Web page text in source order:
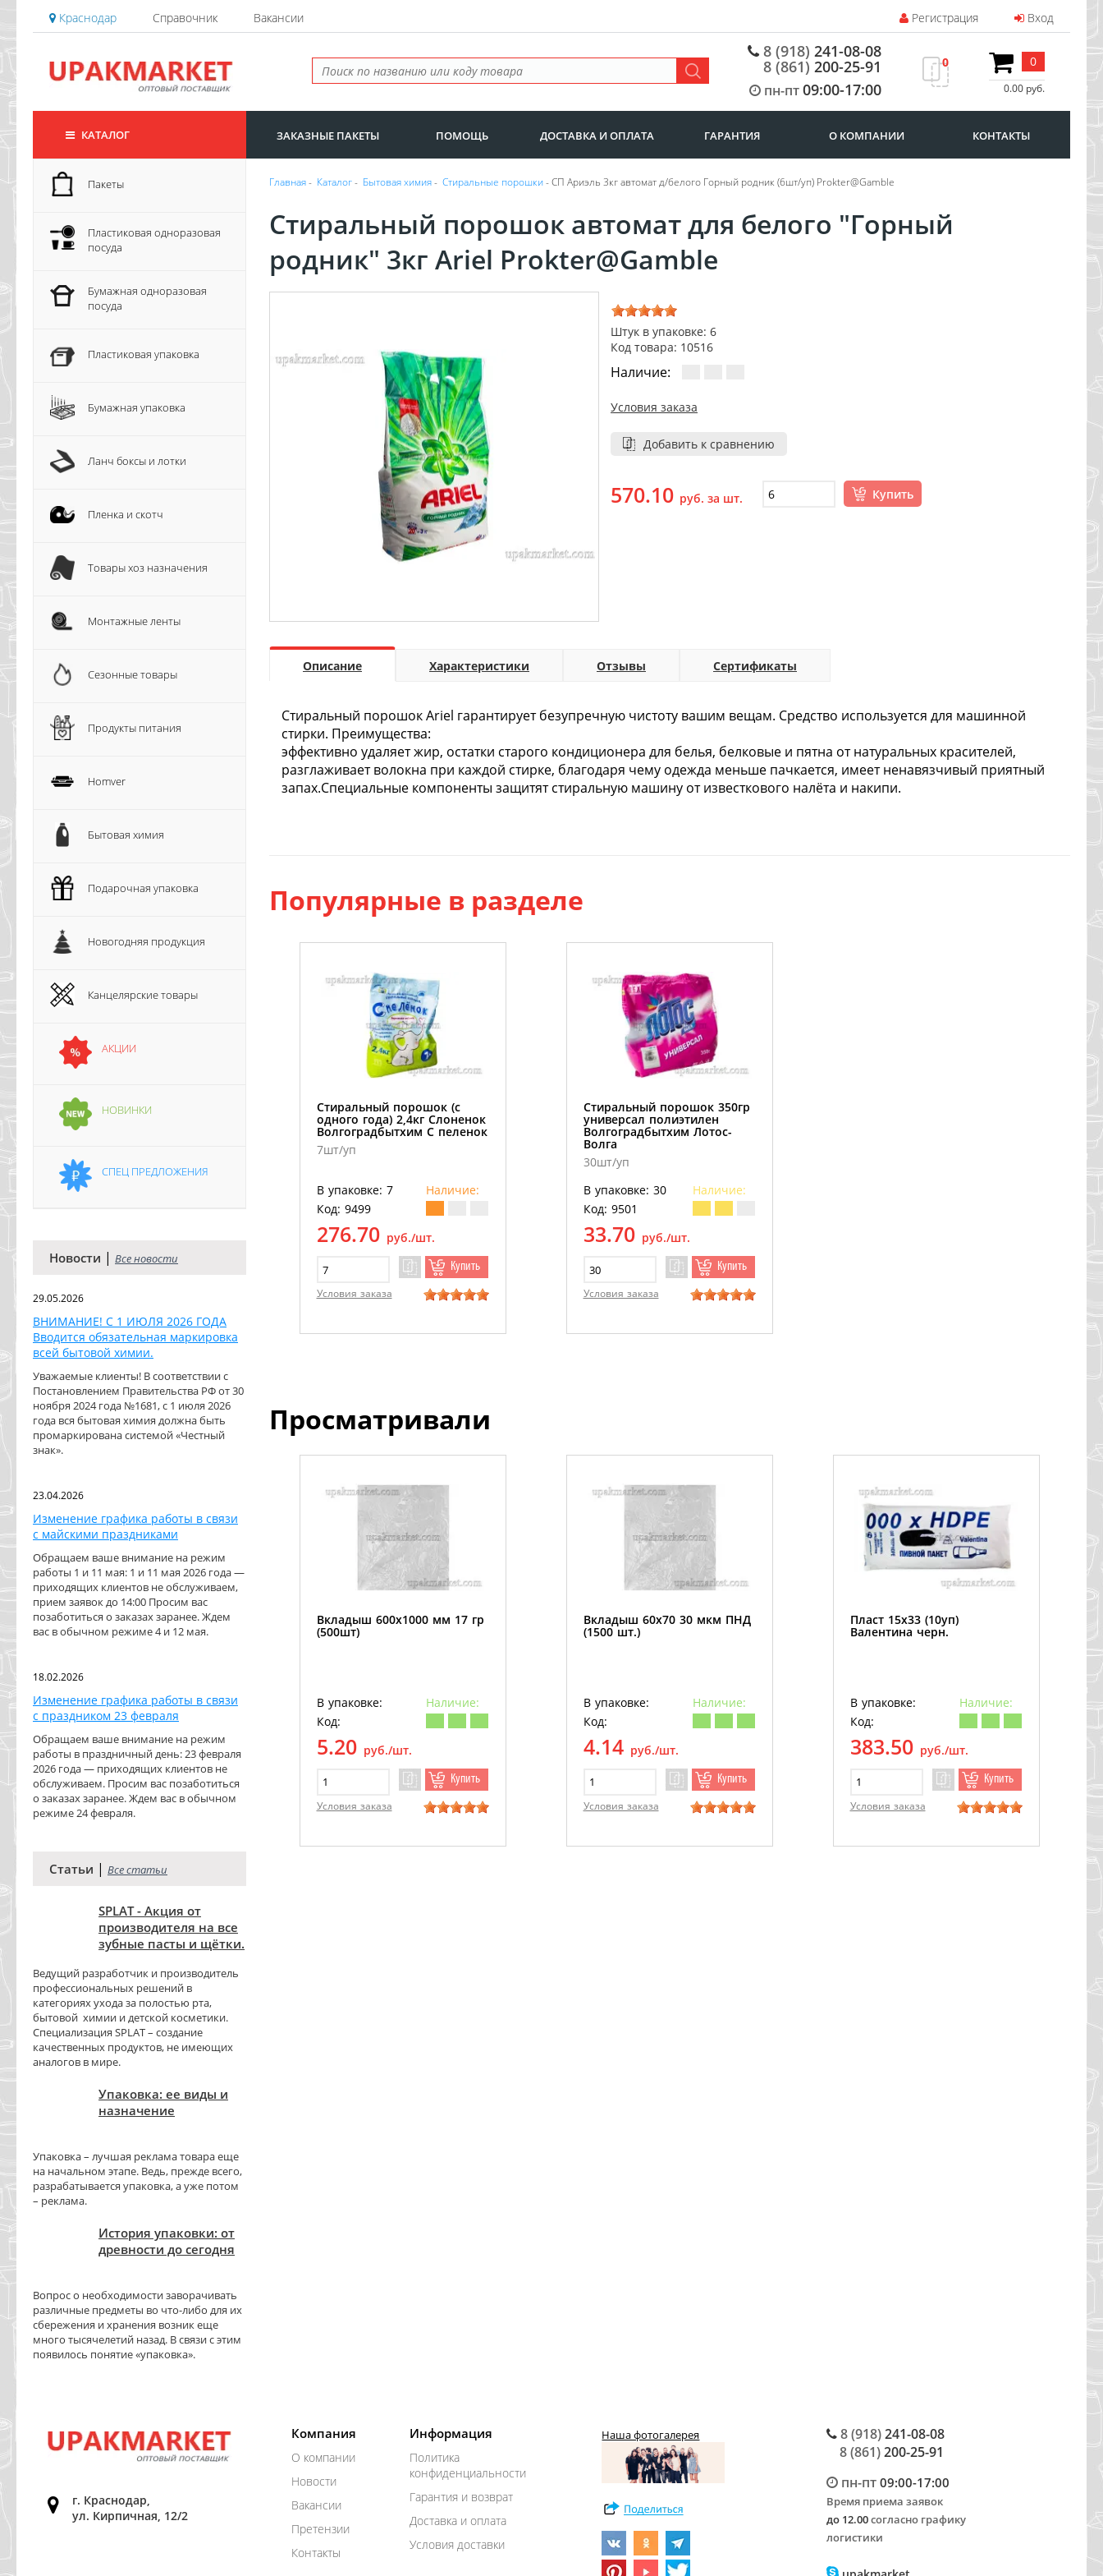
Краснодар Справочник Вакансии Регистрация Вход
8 (918) 241-08-08
8 (861) 200-25-91
пн-пт09:00-17:00
0 0
0.00 руб.
КАТАЛОГ ЗАКАЗНЫЕ ПАКЕТЫ ПОМОЩЬ ДОСТАВКА И ОПЛАТА ГАРАНТИЯ О КОМПАНИИ КОНТАКТЫ
Пакеты
Пластиковая одноразовая
посуда
Бумажная одноразовая
посуда
Пластиковая упаковка
Бумажная упаковка
Ланч боксы и лотки
Пленка и скотч
Товары хоз назначения
Монтажные ленты
Сезонные товары
Продукты питания
Homver
Бытовая химия
Подарочная упаковка
Новогодняя продукция
Канцелярские товары
АКЦИИ
НОВИНКИ
СПЕЦ ПРЕДЛОЖЕНИЯ
Новости | Все новости
29.05.2026
ВНИМАНИЕ! С 1 ИЮЛЯ 2026 ГОДА
Вводится обязательная маркировка
всей бытовой химии.
Уважаемые клиенты! В соответствии с
Постановлением Правительства РФ от 30
ноября 2024 года №1681, с 1 июля 2026
года вся бытовая химия должна быть
промаркирована системой «Честный
знак».
23.04.2026
Изменение графика работы в связи
с майскими праздниками
Обращаем ваше внимание на режим
работы 1 и 11 мая: 1 и 11 мая 2026 года —
приходящих клиентов не обслуживаем,
прием заявок до 14:00 Просим вас
позаботиться о заказах заранее. Ждем
вас в обычном режиме 4 и 12 мая.
18.02.2026
Изменение графика работы в связи
с праздником 23 февраля
Обращаем ваше внимание на режим
работы в праздничный день: 23 февраля
2026 года — приходящих клиентов не
обслуживаем. Просим вас позаботиться
о заказах заранее. Ждем вас в обычном
режиме 24 февраля.
Статьи | Все статьи
SPLAT - Акция от
производителя на все
зубные пасты и щётки.
Ведущий разработчик и производитель
профессиональных решений в
категориях ухода за полостью рта,
бытовой химии и детской косметики.
Специализация SPLAT – создание
качественных продуктов, не имеющих
аналогов в мире.
Упаковка: ее виды и
назначение
Упаковка – лучшая реклама товара еще
на начальном этапе. Ведь, прежде всего,
разрабатывается упаковка, а уже потом
– реклама.
История упаковки: от
древности до сегодня
Вопрос о необходимости заворачивать
различные предметы во что-либо для их
сбережения и хранения возник еще
много тысячелетий назад. В связи с этим
появилось понятие «упаковка».
Главная- Каталог- Бытовая химия- Стиральные порошки- СП Ариэль 3кг автомат д/белого Горный родник (6шт/уп) Prokter@Gamble
Стиральный порошок автомат для белого "Горный
родник" 3кг Ariel Prokter@Gamble
Штук в упаковке: 6
Код товара: 10516
Наличие:
Условия заказа
Добавить к сравнению
570.10 руб. за шт. Купить
Описание Характеристики Отзывы Сертификаты
Стиральный порошок Ariel гарантирует безупречную чистоту вашим вещам. Средство используется для машинной
стирки. Преимущества:
эффективно удаляет жир, остатки старого кондиционера для белья, белковые и пятна от натуральных красителей,
разглаживает волокна при каждой стирке, благодаря чему одежда меньше пачкается, имеет ненавязчивый приятный
запах.Специальные компоненты защитят стиральную машину от известкового налёта и накипи.
Популярные в разделе
Стиральный порошок (с
одного года) 2,4кг Слоненок
Волгоградбытхим С пеленок
7шт/уп
В упаковке: 7
Наличие:
Код: 9499
276.70 руб./шт.
Купить
Условия заказа
Стиральный порошок 350гр
универсал полиэтилен
Волгоградбытхим Лотос-
Волга
30шт/уп
В упаковке: 30
Наличие:
Код: 9501
33.70 руб./шт.
Купить
Условия заказа
Просматривали
Вкладыш 600х1000 мм 17 гр
(500шт)
В упаковке:
Наличие:
Код:
5.20 руб./шт.
Купить
Условия заказа
Вкладыш 60х70 30 мкм ПНД
(1500 шт.)
В упаковке:
Наличие:
Код:
4.14 руб./шт.
Купить
Условия заказа
Пласт 15х33 (10уп)
Валентина черн.
В упаковке:
Наличие:
Код:
383.50 руб./шт.
Купить
Условия заказа
г. Краснодар,
ул. Кирпичная, 12/2
Компания
О компании
Новости
Вакансии
Претензии
Контакты
Информация
Политика
конфиденциальности
Гарантия и возврат
Доставка и оплата
Условия доставки
Наша фотогалерея 8 (918)241-08-08
8 (861)200-25-91
пн-пт09:00-17:00
Время приема заявок
до 12.00согласно графику
логистики